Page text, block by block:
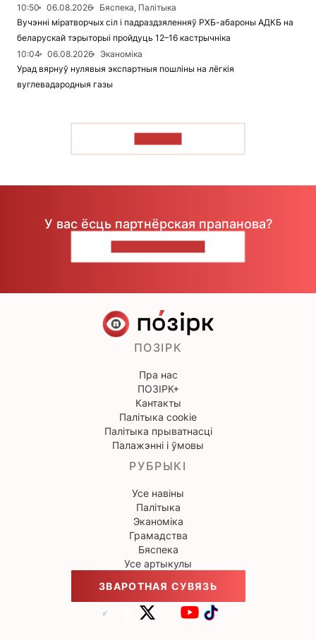
10:50
06.08.2026
Бяспека, Палітыка
Вучэнні міратворчых сіл і падраздзяленняў РХБ-абароны АДКБ на
беларускай тэрыторыі пройдуць 12–16 кастрычніка
10:04
06.08.2026
Эканоміка
Урад вярнуў нулявыя экспартныя пошліны на лёгкія
вуглевадародныя газы
У вас ёсць партнёрская прапанова?
ПОЗІРК
Пра нас
ПОЗІРК+
Кантакты
Палітыка cookie
Палітыка прыватнасці
Палажэнні і ўмовы
РУБРЫКІ
Усе навіны
Палітыка
Эканоміка
Грамадства
Бяспека
Усе артыкулы
ЗВАРОТНАЯ СУВЯЗЬ